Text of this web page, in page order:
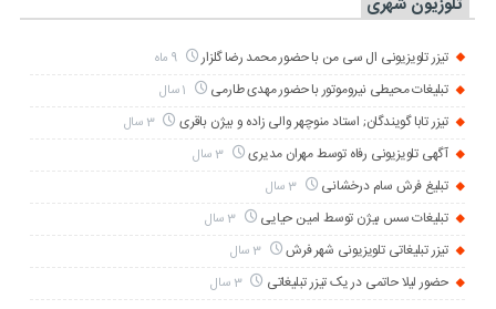
تیزر تلویزیونی ال سی من با حضور محمد رضا گلزار 9 ماه
تبلیغات محیطی نیروموتور با حضور مهدی طارمی
تیزر تابا گویندگان; استاد منوچهر والی زاده و بیژن باقری 3 سال
آگهی تلویزیونی رفاه توسط مهران مدیری 3 سال
تبلیغ فرش سام درخشانی 3 سال
تبلیغات سس بیژن توسط امین حیایی 3 سال
تیزر تبلیغاتی تلویزیونی شهر فرش 3 سال
حضور لیلا حاتمی در یک تیزر تبلیغاتی 3 سال